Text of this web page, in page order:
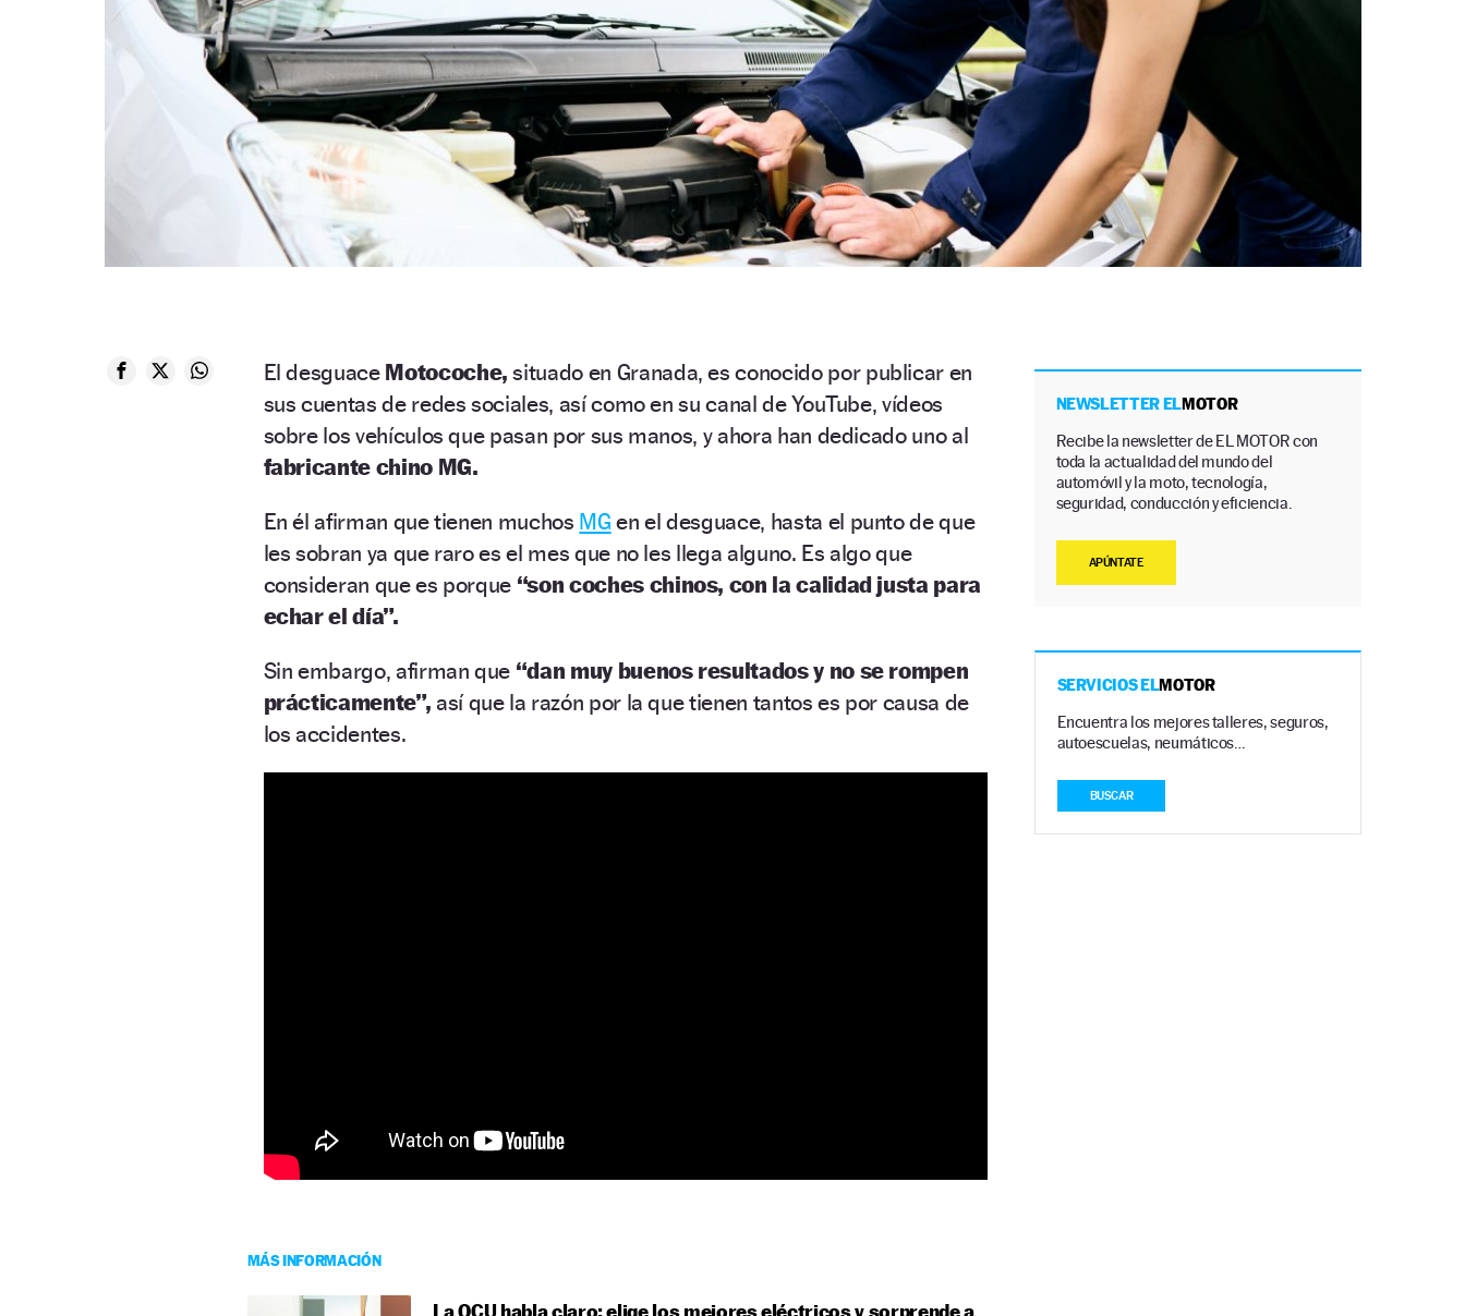
El desguace Motocoche, situado en Granada, es conocido por publicar en
sus cuentas de redes sociales, así como en su canal de YouTube, vídeos
sobre los vehículos que pasan por sus manos, y ahora han dedicado uno al
fabricante chino MG.
En él afirman que tienen muchos MG en el desguace, hasta el punto de que
les sobran ya que raro es el mes que no les llega alguno. Es algo que
consideran que es porque “son coches chinos, con la calidad justa para
echar el día”.
Sin embargo, afirman que “dan muy buenos resultados y no se rompen
prácticamente”, así que la razón por la que tienen tantos es por causa de
los accidentes.
MÁS INFORMACIÓN
La OCU habla claro: elige los mejores eléctricos y sorprende a
NEWSLETTER ELMOTOR
Recibe la newsletter de EL MOTOR con
toda la actualidad del mundo del
automóvil y la moto, tecnología,
seguridad, conducción y eficiencia.
APÚNTATE
SERVICIOS ELMOTOR
Encuentra los mejores talleres, seguros,
autoescuelas, neumáticos…
BUSCAR